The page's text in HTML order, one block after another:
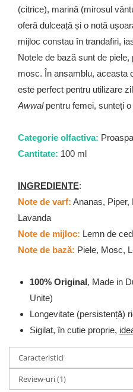
(citrice), marină (mirosul
oferă dulceață și o notă
mijloc constau în trandafiri,
Notele de bază sunt de
mosc. În ansamblu, aceasta
este perfect pentru utilizare
Awwalpentru femei, sunteți
Categorie olfactiva:
Cantitate: 100 ml
INGREDIENTE:
Note de varf: Ananas, Piper,
Lavanda
Note de mijloc: Lemn de
Note de bază: Piele, Mosc,
100% Original, Made in
Unite)
Longevitate (persistență)
Sigilat, în cutie proprie,
Caracteristici
Review-uri(1)